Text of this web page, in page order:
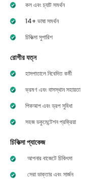
কল এবং চ্যাট সমর্থন
14+ ভাষা সমর্থন
চিকিত্সা সুপারিশ
রোগীর যত্ন
হাসপাতালে নিবেদিত কর্মী
ভ্রমণ এবং বাসস্থান সহায়তা
পিকআপ এবং ড্রপ সুবিধা
সহজ ডকুমেন্টেশন প্রক্রিয়া
চিকিত্সা প্যাকেজ
আপনার বাজেটে চিকিৎসা
সেরা ডাক্তার এবং সার্জন